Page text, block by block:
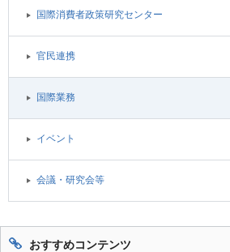
国際消費者政策研究センター
官民連携
国際業務
イベント
会議・研究会等
おすすめコンテンツ